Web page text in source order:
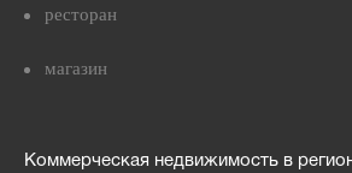
ресторан
магазин
Коммерческая недвижимость в